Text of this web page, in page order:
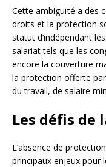
Cette ambiguïté a des
droits et la protection
statut d’indépendant
salariat tels que les
encore la couverture
la protection offerte
du travail, de salaire
Les défis de
L’absence de
principaux enjeux pour